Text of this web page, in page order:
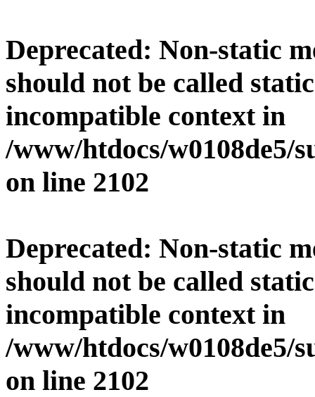
Deprecated: Non-static
should not be called
incompatible context in
/www/htdocs/w0108de5/
on line 2102
Deprecated: Non-static
should not be called
incompatible context in
/www/htdocs/w0108de5/
on line 2102